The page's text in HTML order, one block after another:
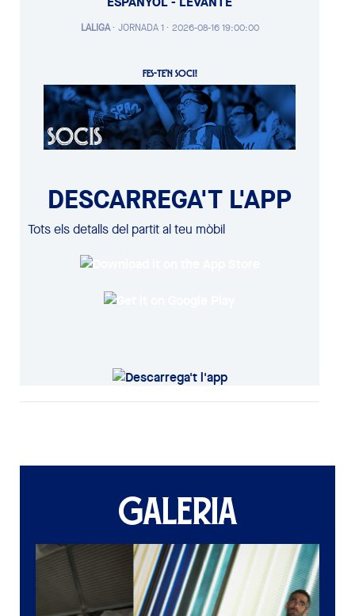
LALIGA· JORNADA 1 · 2026-08-16 19:00:00
FES-TE'N SOCI!
DESCARREGA'T L'APP
Tots els detalls del partit al teu mòbil
GALERIA